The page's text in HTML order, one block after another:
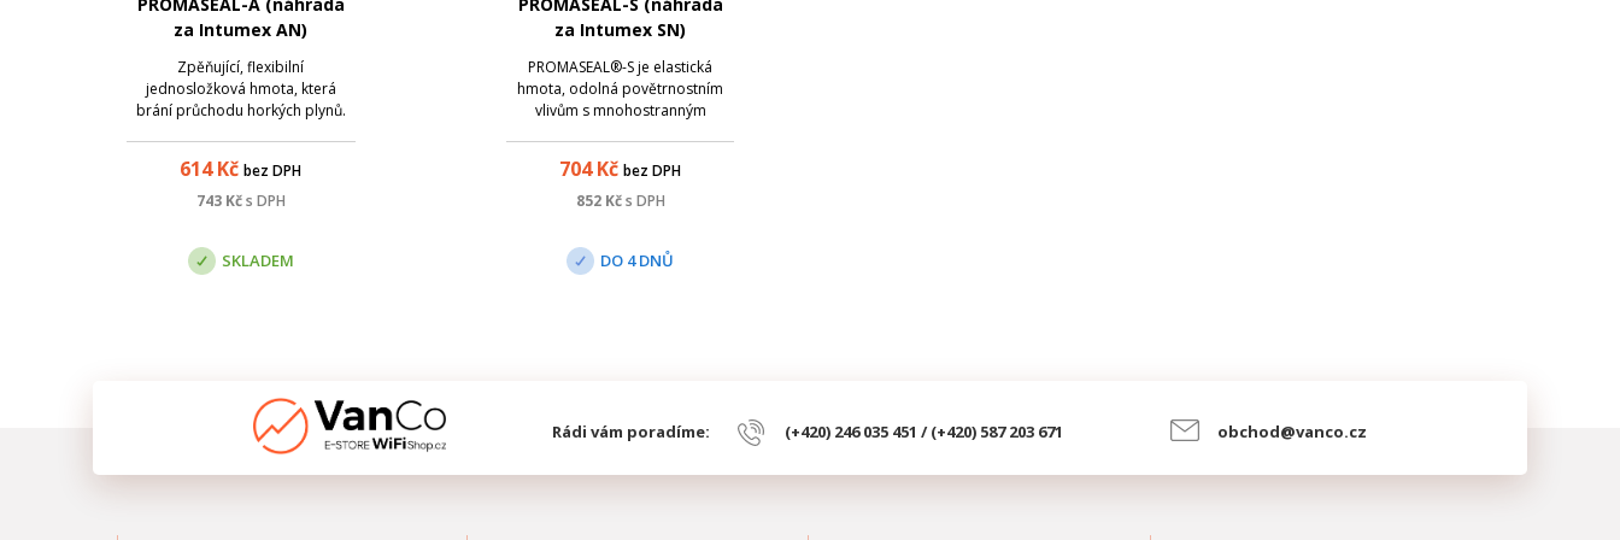
za Intumex AN)
Zpěňující, flexibilní
jednosložková hmota, která
brání průchodu horkých plynů.
trubních ucpávkách a při těsnění
stavebních spár. Tmel
mate...
614Kč bez DPH
743Kčs DPH
SKLADEM
za Intumex SN)
PROMASEAL®-S je elastická
hmota, odolná povětrnostním
vlivům s mnohostranným
uplatnění všude tam, kde je
požadováno elastické utěsnění
např....
704Kč bez DPH
852Kč s DPH
DO 4 DNŮ
Rádi vám poradíme: (+420) 246 035 451 / (+420) 587 203 671 obchod@vanco.cz